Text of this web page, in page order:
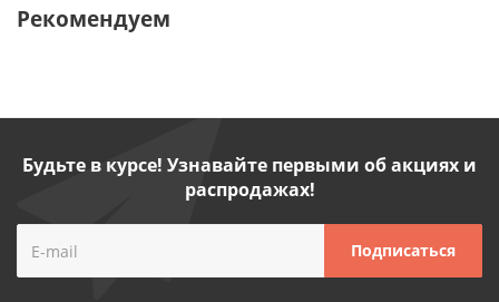
Рекомендуем
Будьте в курсе! Узнавайте первыми об акциях и
распродажах!